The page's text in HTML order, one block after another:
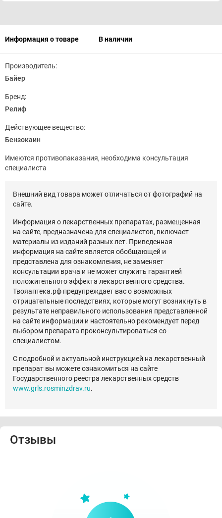
Информация о товаре В наличии
Производитель:
Байер
Бренд:
Релиф
Действующее вещество:
Бензокаин
Имеются противопаказания, необходима консультация
специалиста
Внешний вид товара может отличаться от фотографий на
сайте.
Информация о лекарственных препаратах, размещенная
на сайте, предназначена для специалистов, включает
материалы из изданий разных лет. Приведенная
информация на сайте является обобщающей и
представлена для ознакомления, не заменяет
консультации врача и не может служить гарантией
положительного эффекта лекарственного средства.
Твояаптека.рф предупреждает вас о возможных
отрицательные последствиях, которые могут возникнуть в
результате неправильного использования представленной
на сайте информации и настоятельно рекомендует перед
выбором препарата проконсультироваться со
специалистом.
С подробной и актуальной инструкцией на лекарственный
препарат вы можете ознакомиться на сайте
Государственного реестра лекарственных средств
www.grls.rosminzdrav.ru.
Отзывы